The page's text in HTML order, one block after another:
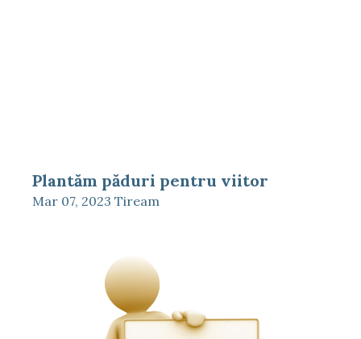
Plantăm păduri pentru viitor
Mar 07, 2023 Tiream